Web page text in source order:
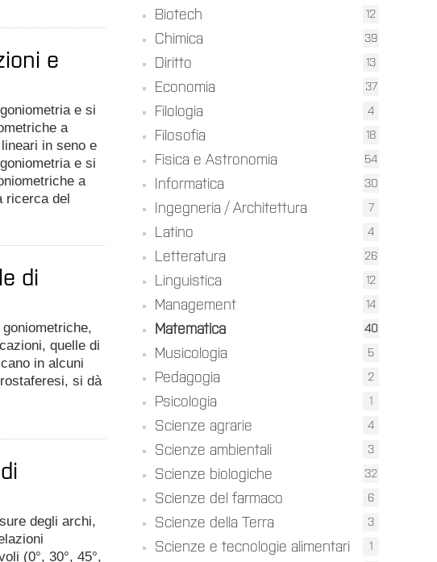
e
e si
a
in seno e
e si
a
ricerca del
di
quelle di
in alcuni
si dà
degli archi,
(0°, 30°, 45°,
Biotech 12
Chimica 39
Diritto 13
Economia 37
Filologia 4
Filosofia 18
Fisica e Astronomia 54
Informatica 30
Ingegneria / Architettura 7
Latino 4
Letteratura 26
Linguistica 12
Management 14
Matematica 40
Musicologia 5
Pedagogia 2
Psicologia 1
Scienze agrarie 4
Scienze ambientali 3
Scienze biologiche 32
Scienze del farmaco 6
Scienze della Terra 3
Scienze e tecnologie alimentari 1